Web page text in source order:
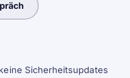
Sicherheitsupdates